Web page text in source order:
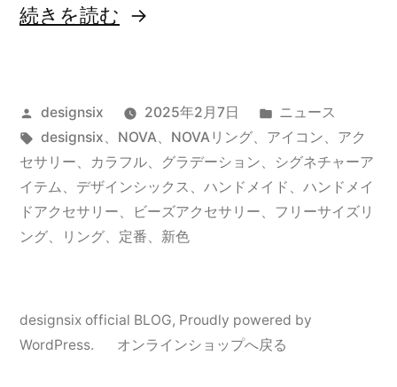
“定
グ
に
新
色
続きを読む
投
稿
者:
designsix 2025年2月7日
カ
テ
ゴ
リ
ー:
ニュース
タ
グ:
designsix、 NOVA、 NOVAリング、 アイコン、 アク
セサリー、 カラフル、 グラデーション、
シグネチャーア
イテム、 デザインシックス 、 ハンドメイド 、 ハンドメイ
ドアクセサリー、 ビーズアクセサリー、 フリーサイズリ
ング、 リング、 定番、 新色
designsix official BLOG, Proudly powered by
WordPress.
オンラインショップへ戻る